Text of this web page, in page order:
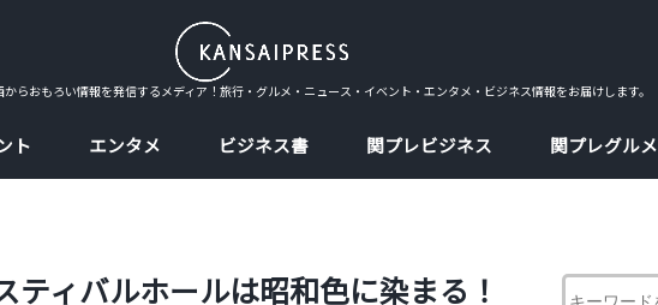
からおもろい情報を発信するメディア！旅行・グルメ・ニュース・イベント・エンタメ・ビジネス情報をお届けします。
ト エンタメ ビジネス書 関プレビジネス 関プレグルメ
ィバルホールは昭和色に染まる！